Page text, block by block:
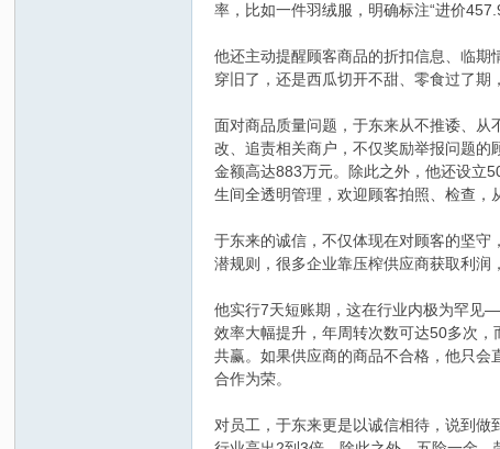
率，比如一件羽绒服，明确标注“进价
他还主动提醒顾客商品的折扣信息、临
穿旧了，还是西瓜切开不甜、零食过了期
面对商品质量问题，于东来从不推诿、
改、追责相关商户，不仅奖励举报问题
金额高达883万元。除此之外，他还设立
生间全透明管理，欢迎顾客拍照、检查，
于东来的诚信，不仅体现在对顾客的坚
潜规则，很多企业靠压榨供应商获取利润
他实行7天短账期，这在行业内极为罕见
效率大幅提升，年周转次数可达50多次
共赢。如果供应商的商品不合格，他只会
合作为荣。
对员工，于东来更是以诚信相待，说到